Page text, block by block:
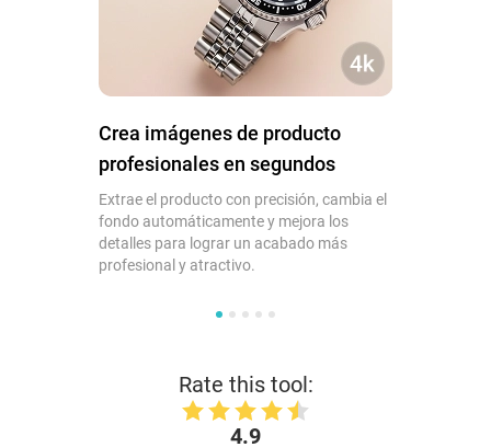
Crea imágenes de producto
profesionales en segundos
Extrae el producto con precisión, cambia el
fondo automáticamente y mejora los
detalles para lograr un acabado más
profesional y atractivo.
Rate this tool:
4.9